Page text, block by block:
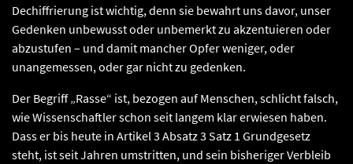
Dechiffrierung ist wichtig, denn sie bewahrt uns davor, unser
Gedenken unbewusst oder unbemerkt zu akzentuieren oder
abzustufen – und damit mancher Opfer weniger, oder
unangemessen, oder gar nicht zu gedenken.
Der Begriff „Rasse“ ist, bezogen auf Menschen, schlicht falsch,
wie Wissenschaftler schon seit langem klar erwiesen haben.
Dass er bis heute in Artikel 3 Absatz 3 Satz 1 Grundgesetz
steht, ist seit Jahren umstritten, und sein bisheriger Verbleib